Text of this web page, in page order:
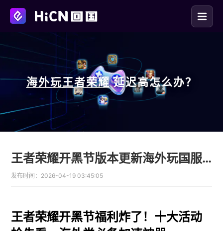
海外玩王者荣耀 延迟高怎么办？
王者荣耀开黑节版本更新海外玩国服用HiCN回国加速器
发布时间： 2026-04-19 03:45:05
王者荣耀开黑节福利炸了！十大活动